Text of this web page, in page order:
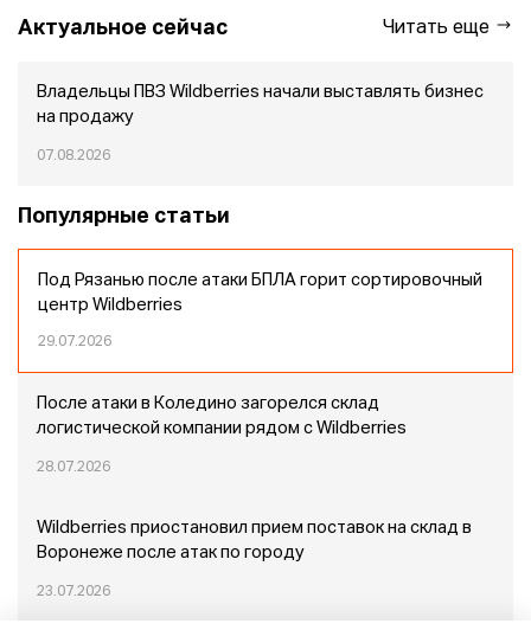
Актуальное сейчас Читать еще
Владельцы ПВЗ Wildberries начали выставлять бизнес
на продажу
07.08.2026
Популярные статьи
Под Рязанью после атаки БПЛА горит сортировочный
центр Wildberries
29.07.2026
После атаки в Коледино загорелся склад
логистической компании рядом с Wildberries
28.07.2026
Wildberries приостановил прием поставок на склад в
Воронеже после атак по городу
23.07.2026